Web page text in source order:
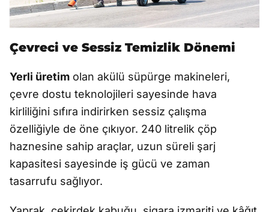
Çevreci ve Sessiz Temizlik Dönemi
Yerli üretim olan akülü süpürge makineleri,
çevre dostu teknolojileri sayesinde hava
kirliliğini sıfıra indirirken sessiz çalışma
özelliğiyle de öne çıkıyor. 240 litrelik çöp
haznesine sahip araçlar, uzun süreli şarj
kapasitesi sayesinde iş gücü ve zaman
tasarrufu sağlıyor.